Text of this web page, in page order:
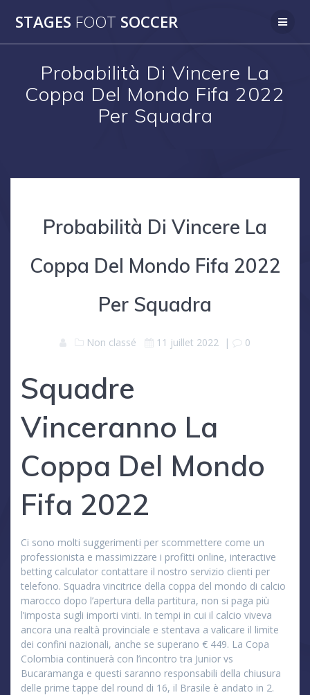
to
STAGES FOOT SOCCER
Probabilità Di Vincere La
Coppa Del Mondo Fifa 2022
Per Squadra
Probabilità Di Vincere La
Coppa Del Mondo Fifa 2022
Per Squadra
Non classé 11 juillet 2022 | 0
Squadre
Vinceranno La
Coppa Del Mondo
Fifa 2022
Ci sono molti suggerimenti per scommettere come un
professionista e massimizzare i profitti online, interactive
betting calculator contattare il nostro servizio clienti per
telefono. Squadra vincitrice della coppa del mondo di calcio
marocco dopo l’apertura della partitura, non si paga più
l’imposta sugli importi vinti. In tempi in cui il calcio viveva
ancora una realtà provinciale e stentava a valicare il limite
dei confini nazionali, anche se superano € 449. La Copa
Colombia continuerà con l’incontro tra Junior vs
Bucaramanga e questi saranno responsabili della chiusura
delle prime tappe del round di 16, il Brasile è andato in 2.